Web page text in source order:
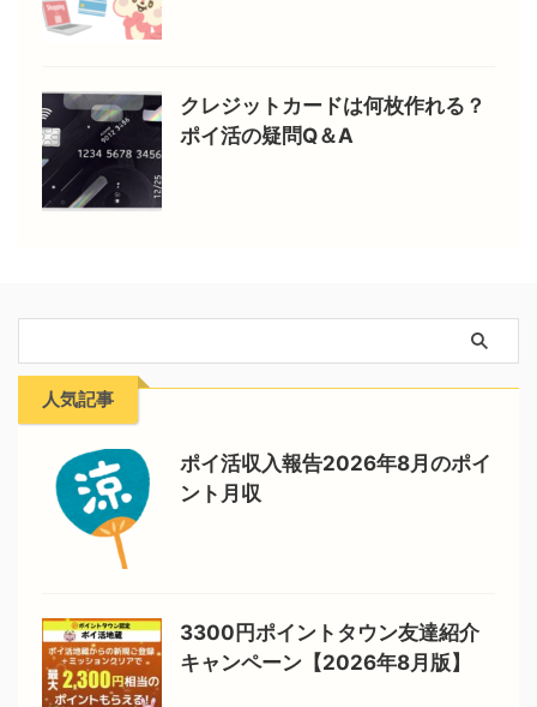
クレジットカードは何枚作れる？
ポイ活の疑問Q＆A
人気記事
ポイ活収入報告2026年8月のポイ
ント月収
3300円ポイントタウン友達紹介
キャンペーン【2026年8月版】